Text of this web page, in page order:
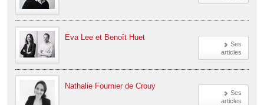
Ses
articles
Eva Lee et Benoît Huet
Ses
articles
Nathalie Fournier de Crouy